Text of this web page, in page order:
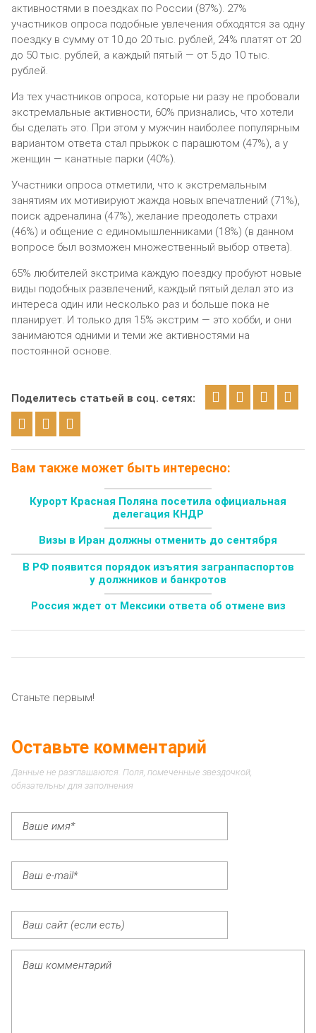
активностями в поездках по России (87%). 27%
участников опроса подобные увлечения обходятся за одну
поездку в сумму от 10 до 20 тыс. рублей, 24% платят от 20
до 50 тыс. рублей, а каждый пятый — от 5 до 10 тыс.
рублей.
Из тех участников опроса, которые ни разу не пробовали
экстремальные активности, 60% признались, что хотели
бы сделать это. При этом у мужчин наиболее популярным
вариантом ответа стал прыжок с парашютом (47%), а у
женщин — канатные парки (40%).
Участники опроса отметили, что к экстремальным
занятиям их мотивируют жажда новых впечатлений (71%),
поиск адреналина (47%), желание преодолеть страхи
(46%) и общение с единомышленниками (18%) (в данном
вопросе был возможен множественный выбор ответа).
65% любителей экстрима каждую поездку пробуют новые
виды подобных развлечений, каждый пятый делал это из
интереса один или несколько раз и больше пока не
планирует. И только для 15% экстрим — это хобби, и они
занимаются одними и теми же активностями на
постоянной основе.
Поделитесь статьей в соц. сетях:
Вам также может быть интересно:
Курорт Красная Поляна посетила официальная
делегация КНДР
Визы в Иран должны отменить до сентября
В РФ появится порядок изъятия загранпаспортов
у должников и банкротов
Россия ждет от Мексики ответа об отмене виз
Станьте первым!
Оставьте комментарий
Данные не разглашаются. Поля, помеченные звездочкой,
обязательны для заполнения